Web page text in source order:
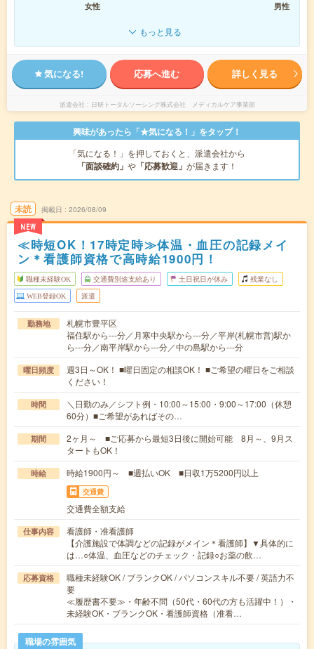
女性
男性
もっと見る
気になる! 応募へ進む 詳しく見る
派遣会社 日研トータルソーシング株式会社 メディカルケア事業部
興味があったら「★気になる！」をタップ！
「気になる！」を押しておくと、派遣会社から
「面談確約」 や 「応募歓迎」 が届きます！
未読
NEW
掲載日 2026/08/09
≪時短OK！17時定時≫体温・血圧の記録メイ
ン＊看護師資格で高時給1900円！
職種未経験OK 交通費別途支給あり 土日祝日が休み 残業なし
WEB登録OK 派遣
勤務地
札幌市豊平区
福住駅から---分／月寒中央駅から---分／平岸(札幌市営)駅か
ら---分／南平岸駅から---分／中の島駅から---分
曜日頻度
週3日～OK！ ■曜日固定の相談OK！ ■ご希望の曜日をご相談
ください！
時間
＼日勤のみ／シフト例・10:00～15:00・9:00～17:00（休憩
60分）■ご希望があればその…
期間
2ヶ月～ ■ご応募から最短3日後に開始可能 8月～、9月ス
タートもOK！
時給 時給1900円～ ■週払いOK ■日収1万5200円以上
交通費
交通費全額支給
仕事内容
看護師・准看護師
【介護施設で体調などの記録がメイン＊看護師】▼具体的に
は…○体温、血圧などのチェック・記録○お薬の飲…
応募資格
職種未経験OK / ブランクOK / パソコンスキル不要 / 英語力不
要
≪履歴書不要≫・年齢不問（50代・60代の方も活躍中！）・
未経験OK・ブランクOK・看護師資格（准看…
職場の雰囲気